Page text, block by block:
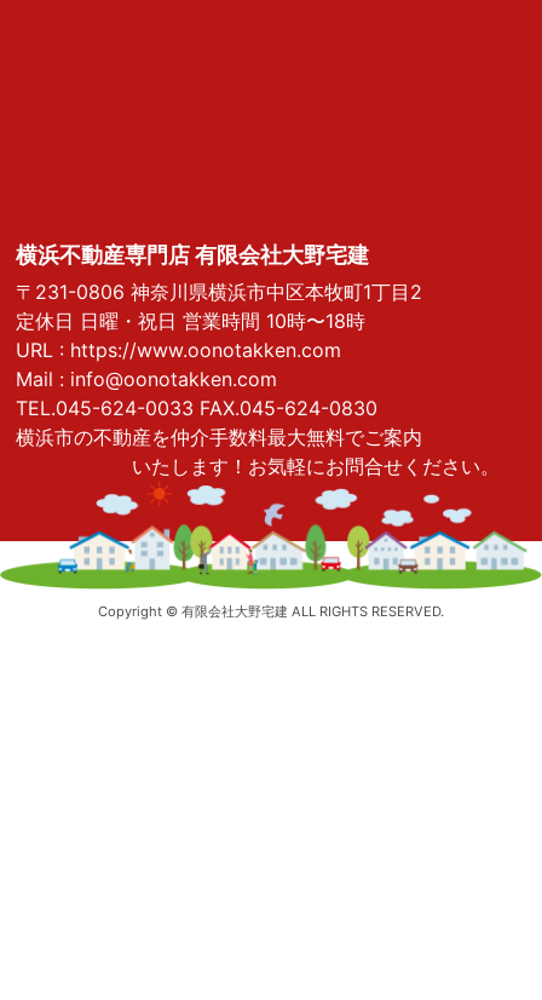
横浜不動産専門店 有限会社大野宅建
〒231-0806 神奈川県横浜市中区本牧町1丁目2
定休日 日曜・祝日 営業時間 10時〜18時
URL : https://www.oonotakken.com
Mail : info@oonotakken.com
TEL.045-624-0033 FAX.045-624-0830
横浜市の不動産を仲介手数料最大無料でご案内
いたします！お気軽にお問合せください。
Copyright © 有限会社大野宅建 ALL RIGHTS RESERVED.